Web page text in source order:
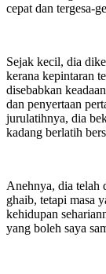
cepat dan tergesa-
Sejak kecil, dia
kerana kepintaran
disebabkan
dan penyertaan
jurulatihnya, dia
kadang berlatih
Anehnya, dia telah
ghaib, tetapi masa
kehidupan
yang boleh saya